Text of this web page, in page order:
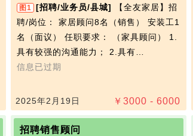
图1 [招聘/业务员/县城]
【全友家居】招
聘/岗位： 家居顾问8名（销售） 安装工1
名（面议） 任职要求： （家具顾问） 1.
具有较强的沟通能力； 2.具有…
信息已过期
￥ 3000 - 6000
2025年2月19日
招聘销售顾问